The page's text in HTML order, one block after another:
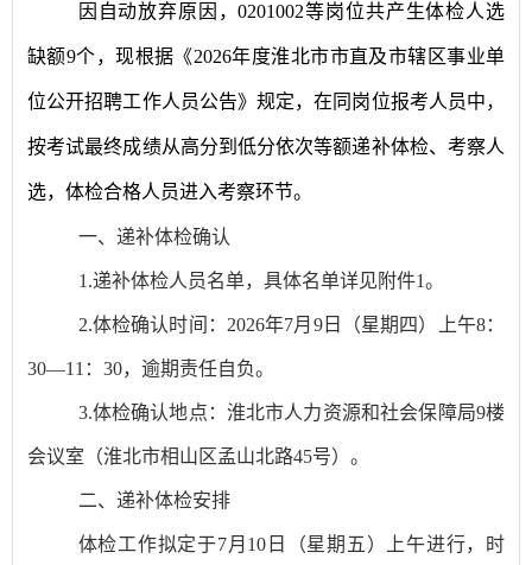
因自动放弃原因，0201002等岗位共产生体检人选
缺额9个，现根据《2026年度淮北市市直及市辖区事业单
位公开招聘工作人员公告》规定，在同岗位报考人员中，
按考试最终成绩从高分到低分依次等额递补体检、考察人
选，体检合格人员进入考察环节。
一、递补体检确认
1.递补体检人员名单，具体名单详见附件1。
2.体检确认时间： 2026年7月 9日（星期四） 上午8：
30—11 ： 30，逾期责任自负。
3.体检确认地点：淮北市人力资源和社会保障局9楼
会议室（淮北市相山区孟山北路45号）。
二、 递补体检安排
体检工作拟定于7月 10 日 （星期五） 上午进行， 时